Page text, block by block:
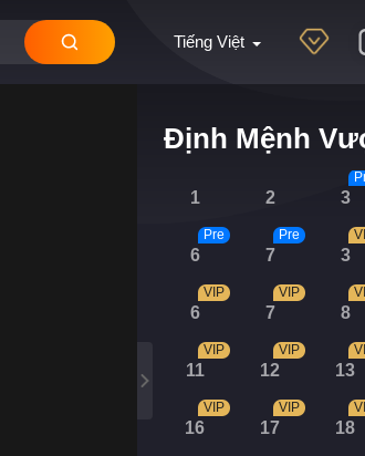
Tiếng Việt
Định Mệnh
1 2 3
6
Pre
7
Pre
3
6
VIP
7
VIP
8
11
VIP
12
VIP
13
16
VIP
17
VIP
18